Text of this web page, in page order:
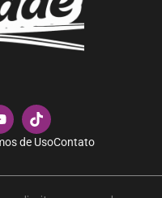
de UsoContato